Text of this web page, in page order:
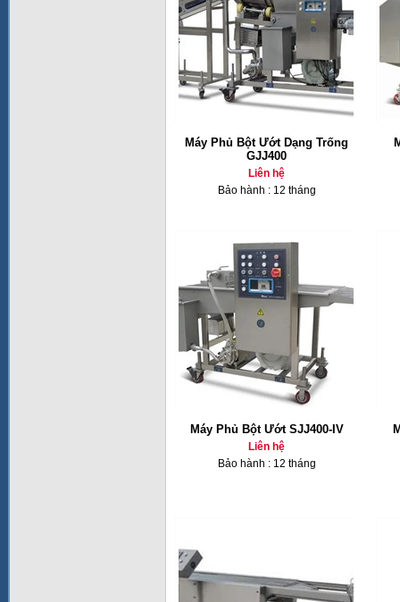
Máy Phủ Bột Ướt Dạng Trống
GJJ400
Liên hệ
Bảo hành : 12 tháng
Máy Phủ Bột Ướt SJJ400-IV
Liên hệ
Bảo hành : 12 tháng